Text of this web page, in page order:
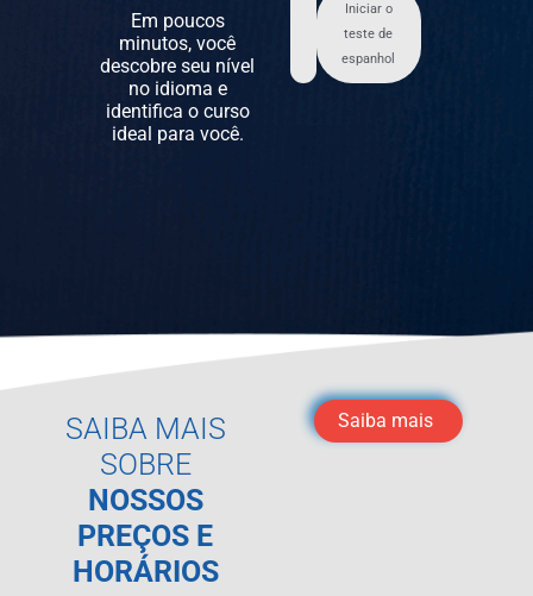
Em poucos
minutos, você
descobre seu nível
no idioma e
identifica o curso
ideal para você.
Iniciar o
teste de
espanhol
SAIBA MAIS
SOBRE
NOSSOS
PREÇOS E
HORÁRIOS
Saiba mais